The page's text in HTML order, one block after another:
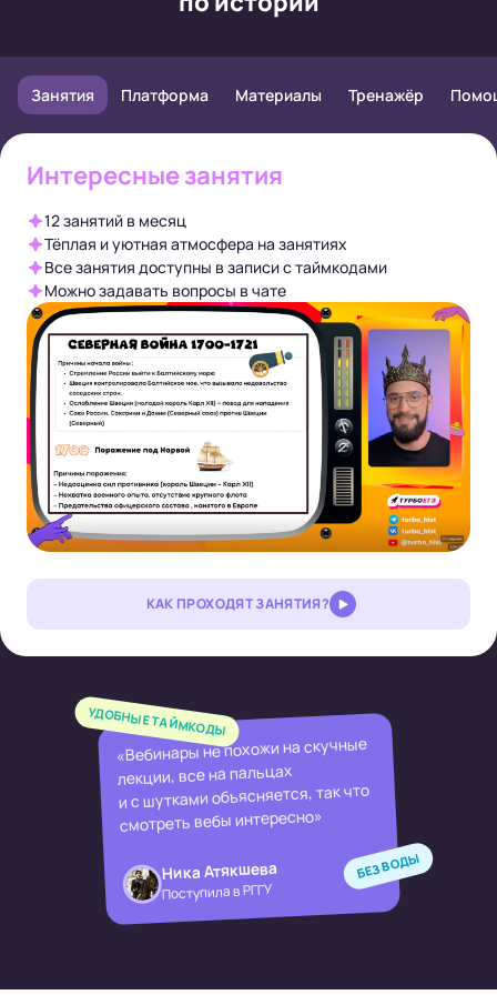
Занятия Платформа Материалы Тренажёр
Интересные занятия
12 занятий в месяц
Тёплая и уютная атмосфера на занятиях
Все занятия доступны в записи с таймкодами
Можно задавать вопросы в чате
«Вебинары не похожи на скучные
лекции, все на пальцах
и с шутками объясняется, так что
смотреть вебы интересно»
Ника Атякшева
Поступила в РГГУ
УДОБНЫЕ ТАЙМКОДЫ
БЕЗ ВОДЫ
КАК ПРОХОДЯТ ЗАНЯТИЯ?